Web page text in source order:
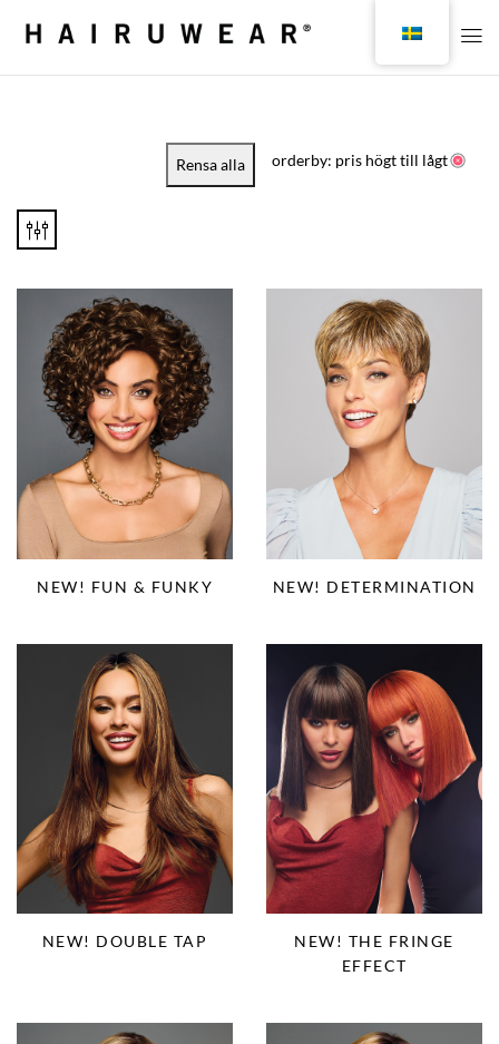
Rensa alla orderby: pris högt till lågt
NEW! FUN & FUNKY NEW! DETERMINATION
NEW! DOUBLE TAP
NEW! THE FRINGE
EFFECT